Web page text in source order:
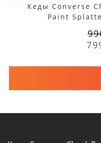
Кеды Converse
Paint